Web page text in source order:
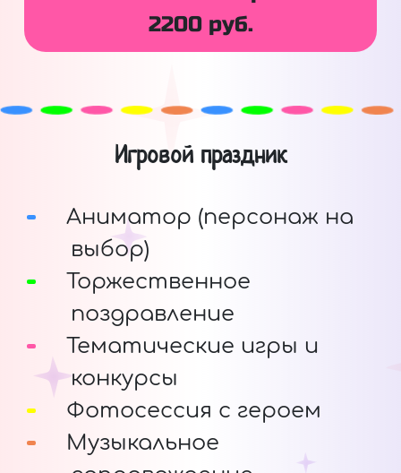
2200 руб.
Игровой праздник
Аниматор (персонаж на
выбор)
Торжественное
поздравление
Тематические игры и
конкурсы
Фотосессия с героем
Музыкальное